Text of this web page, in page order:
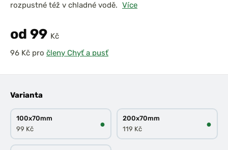
rozpustné též v chladné vodě. Více
od 99 Kč
pro členy Chyť a pusť
Varianta
100x70mm
99 Kč
●
200x70mm
119 Kč
●